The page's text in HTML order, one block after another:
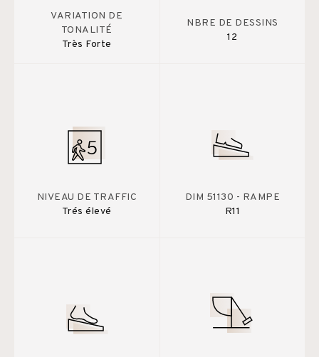
VARIATION DE
TONALITÉ
Très Forte
NBRE DE DESSINS
12
NIVEAU DE TRAFFIC
Trés élevé
DIM 51130 - RAMPE
R11